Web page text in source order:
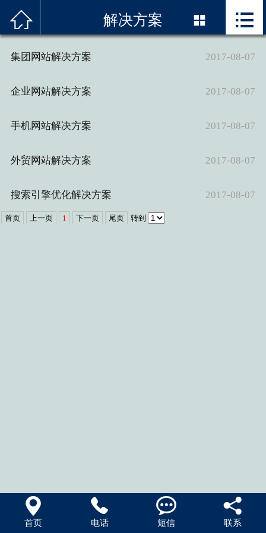
 首页
技术优势
 解决方案  
集团网站解决方案 2017-08-07
企业网站解决方案 2017-08-07
手机网站解决方案 2017-08-07
外贸网站解决方案 2017-08-07
搜索引擎优化解决方案 2017-08-07
首页 上一页 1 下一页 尾页 转到

首页

电话

短信

联系